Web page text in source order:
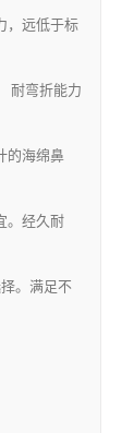
，远低于标
耐弯折能力
的海绵鼻
。经久耐
。满足不